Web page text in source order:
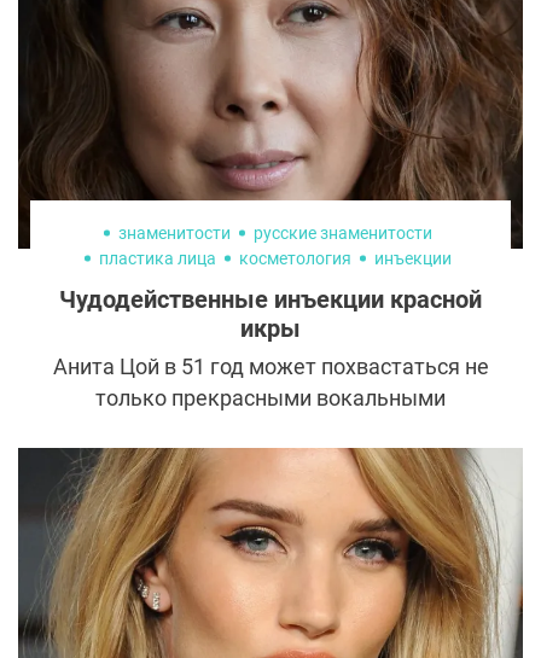
косметология вышла на невероятный
уровень, и для преображения уже
необязательно ложиться под нож хирурга.
Один из таких случаев — процедура
Emface, подтягивающая лицо за 20 минут.
знаменитости
русские знаменитости
пластика лица
косметология
инъекции
Чудодейственные инъекции красной
икры
Анита Цой в 51 год может похвастаться не
только прекрасными вокальными
Кроме того, она утверждает, что никогда
не прибегала к услугам пластических
хирургов. Все дело, по заверениям певицы,
в «чудодейственных инъекциях,
основанных на ДНК лососевых рыб».
Рассказываем о том, что это за волшебное
средство.